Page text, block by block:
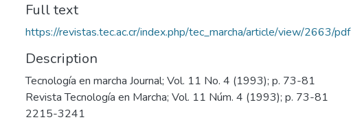
Full text
https://revistas.tec.ac.cr/index.php/tec_marcha/article/view/2663/pdf
Description
Tecnología en marcha Journal; Vol. 11 No. 4 (1993); p. 73-81
Revista Tecnología en Marcha; Vol. 11 Núm. 4 (1993); p. 73-81
2215-3241